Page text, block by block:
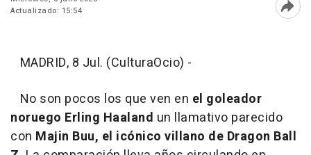
Actualizado: 15:54
MADRID, 8 Jul. (CulturaOcio) -
No son pocos los que ven en el goleador
noruego Erling Haaland un llamativo parecido
con Majin Buu, el icónico villano de Dragon Ball